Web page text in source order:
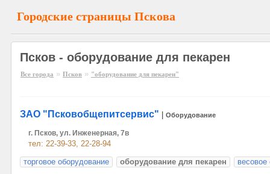
Городские страницы Пскова
Псков - оборудование для пекарен
Все города » Псков » "оборудование для пекарен"
ЗАО "Псковобщепитсервис" Оборудование
г. Псков, ул. Инженерная, 7в
тел: 22-39-33, 22-28-94
торговое оборудование
оборудование для пекарен весовое